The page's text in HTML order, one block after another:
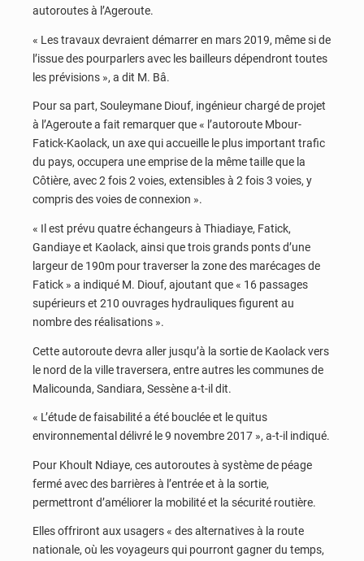
autoroutes à l’Ageroute.
« Les travaux devraient démarrer en mars 2019, même si de
l’issue des pourparlers avec les bailleurs dépendront toutes
les prévisions », a dit M. Bâ.
Pour sa part, Souleymane Diouf, ingénieur chargé de projet
à l’Ageroute a fait remarquer que « l’autoroute Mbour-
Fatick-Kaolack, un axe qui accueille le plus important trafic
du pays, occupera une emprise de la même taille que la
Côtière, avec 2 fois 2 voies, extensibles à 2 fois 3 voies, y
compris des voies de connexion ».
« Il est prévu quatre échangeurs à Thiadiaye, Fatick,
Gandiaye et Kaolack, ainsi que trois grands ponts d’une
largeur de 190m pour traverser la zone des marécages de
Fatick » a indiqué M. Diouf, ajoutant que « 16 passages
supérieurs et 210 ouvrages hydrauliques figurent au
nombre des réalisations ».
Cette autoroute devra aller jusqu’à la sortie de Kaolack vers
le nord de la ville traversera, entre autres les communes de
Malicounda, Sandiara, Sessène a-t-il dit.
« L’étude de faisabilité a été bouclée et le quitus
environnemental délivré le 9 novembre 2017 », a-t-il indiqué.
Pour Khoult Ndiaye, ces autoroutes à système de péage
fermé avec des barrières à l’entrée et à la sortie,
permettront d’améliorer la mobilité et la sécurité routière.
Elles offriront aux usagers « des alternatives à la route
nationale, où les voyageurs qui pourront gagner du temps,